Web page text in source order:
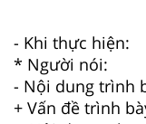
- Khi thực hiện:
* Người nói:
- Nội dung trình
+ Vấn đề trình